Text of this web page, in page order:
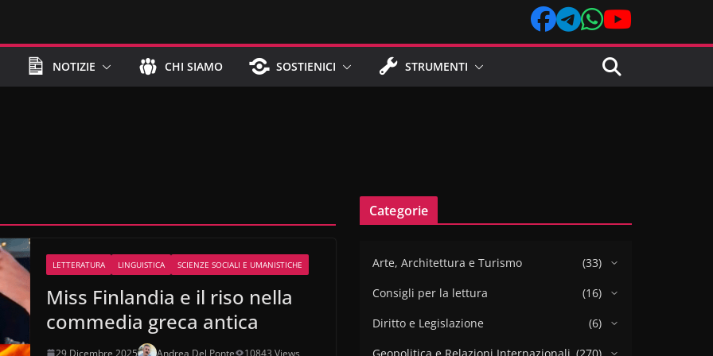
NOTIZIE CHI SIAMO SOSTIENICI STRUMENTI
LETTERATURA LINGUISTICA SCIENZE SOCIALI E UMANISTICHE
Miss Finlandia e il riso nella
commedia greca antica
29 Dicembre 2025 Andrea Del Ponte
10843 Views
Categorie
Arte, Architettura e Turismo
(33)
Consigli per la lettura
(16)
Diritto e Legislazione
(6)
Geopolitica e Relazioni Internazionali (270)